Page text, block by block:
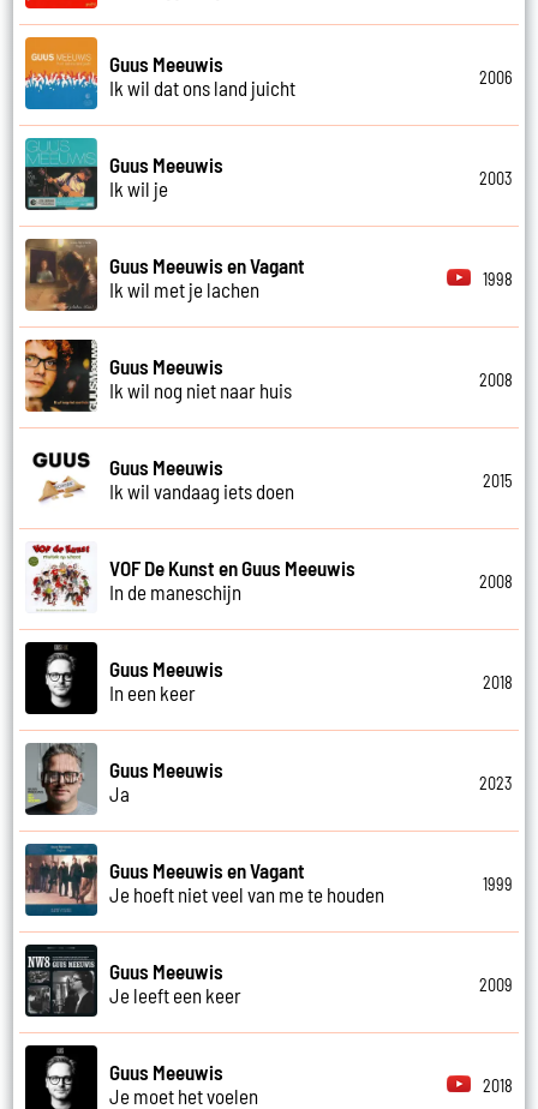
Guus Meeuwis
Ik wil dat ons land juicht
2006
Guus Meeuwis
Ik wil je
2003
Guus Meeuwis en Vagant
Ik wil met je lachen
1998
Guus Meeuwis
Ik wil nog niet naar huis
2008
Guus Meeuwis
Ik wil vandaag iets doen
2015
VOF De Kunst en Guus Meeuwis
In de maneschijn
2008
Guus Meeuwis
In een keer
2018
Guus Meeuwis
Ja
2023
Guus Meeuwis en Vagant
Je hoeft niet veel van me te houden
1999
Guus Meeuwis
Je leeft een keer
2009
Guus Meeuwis
Je moet het voelen
2018